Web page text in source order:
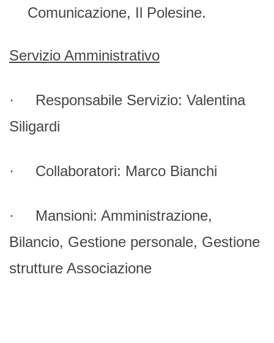
Comunicazione, Il Polesine.
Servizio Amministrativo
· Responsabile Servizio: Valentina
Siligardi
· Collaboratori: Marco Bianchi
· Mansioni: Amministrazione,
Bilancio, Gestione personale, Gestione
strutture Associazione